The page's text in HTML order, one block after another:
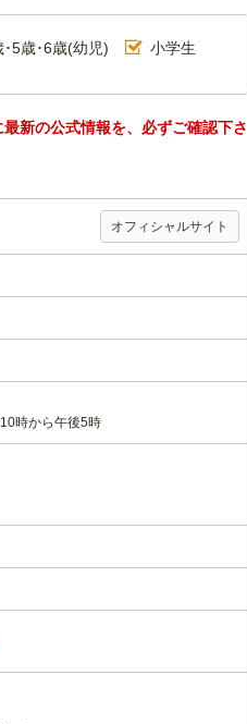
･5歳･6歳(幼児)
小学生
新の公式情報を、必ずご確認下さ
オフィシャルサイト
時から午後5時